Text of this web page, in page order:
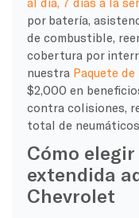
por batería,
de combustible,
cobertura por
nuestra Paquete
$2,000 en
contra colisiones,
total de
Cómo
extendida
Chevrolet